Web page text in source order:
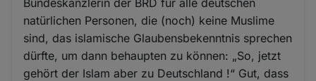
natürlichen Personen, die (noch) keine Muslime
sind, das islamische Glaubensbekenntnis sprechen
dürfte, um dann behaupten zu können: „So, jetzt
gehört der Islam aber zu Deutschland !“ Gut, dass